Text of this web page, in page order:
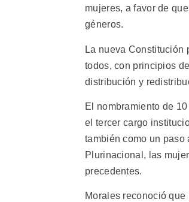
mujeres, a favor de
géneros.
La nueva Constitución
todos, con principios
distribución y
El nombramiento de
el tercer cargo
también como un
Plurinacional, las
precedentes.
Morales reconoció